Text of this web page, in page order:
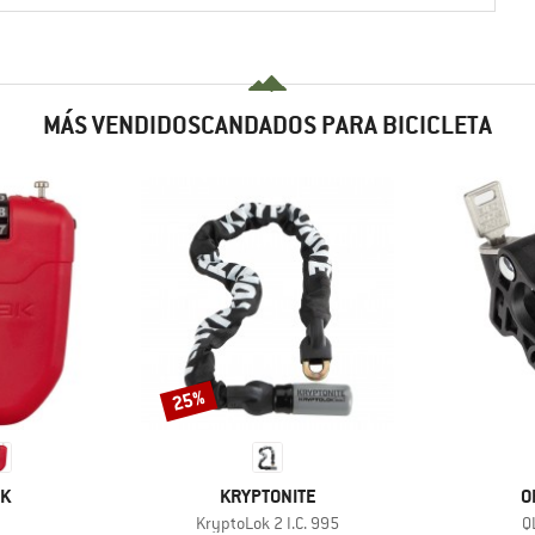
MÁS VENDIDOSCANDADOS PARA BICICLETA
MARCA
KRYPTONITE
Artículo
KryptoLok 2 I.C. 995
Descuento
25%